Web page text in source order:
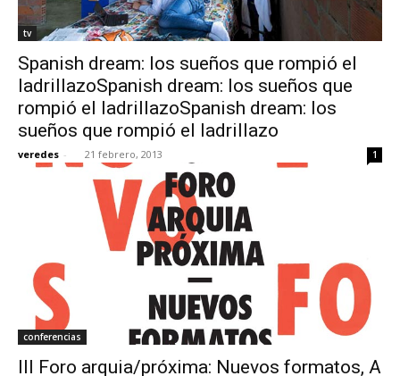
tv
Spanish dream: los sueños que rompió el
ladrillazoSpanish dream: los sueños que
rompió el ladrillazoSpanish dream: los
sueños que rompió el ladrillazo
veredes - 21 febrero, 2013 1
conferencias
III Foro arquia/próxima: Nuevos formatos, A